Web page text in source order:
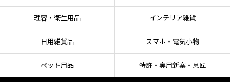
理容・衛生用品 インテリア雑貨
日用雑貨品 スマホ・電気小物
ペット用品 特許・実用新案・意匠